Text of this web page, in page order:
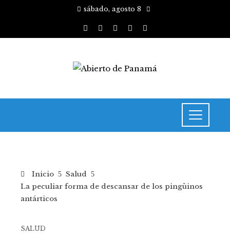
sábado, agosto 8
Inicio
Salud
La peculiar forma de descansar de los pingüinos
antárticos
SALUD